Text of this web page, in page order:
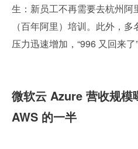
生：新员工不再需要去杭州
（百年阿里）培训。此外，
压力迅速增加，“996 又回来了”
微软云 Azure 营收规模
AWS 的一半